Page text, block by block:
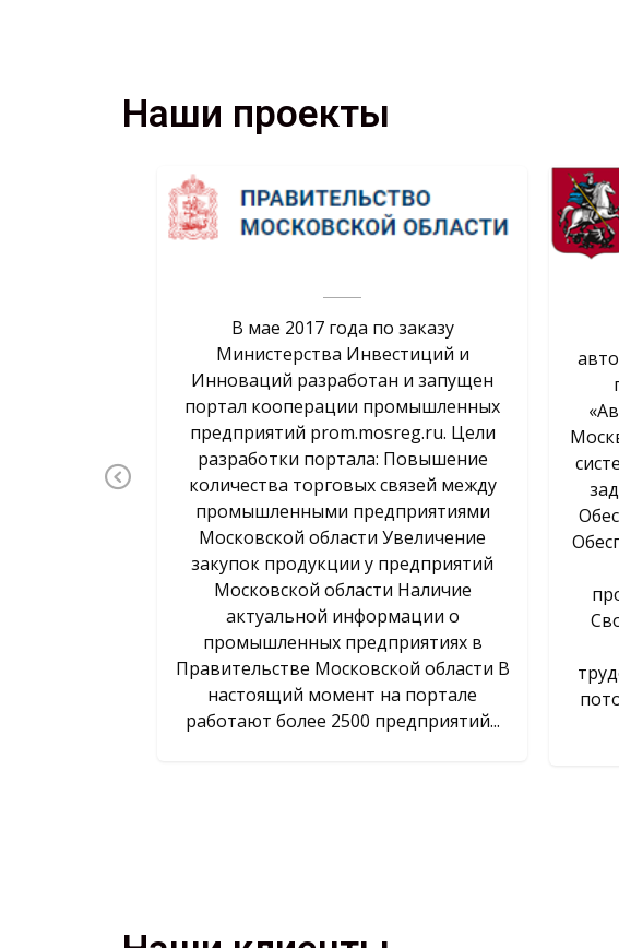
Наши проекты
Previous
В мае 2017 года по заказу
Министерства Инвестиций и
Инноваций разработан и запущен
портал кооперации промышленных
предприятий prom.mosreg.ru. Цели
разработки портала: Повышение
количества торговых связей между
промышленными предприятиями
Московской области Увеличение
закупок продукции у предприятий
Московской области Наличие
актуальной информации о
промышленных предприятиях в
Правительстве Московской области В
настоящий момент на портале
работают более 2500 предприятий...